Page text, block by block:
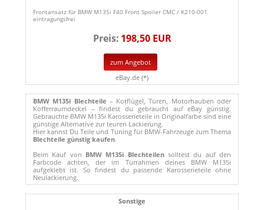
Frontansatz für BMW M135i F40 Front Spoiler CMC / K210-001
eintragungsfrei
Preis: 198,50 EUR
zum Angebot
eBay.de (*)
BMW M135i Blechteile – Kotflügel, Türen, Motorhauben oder
Kofferraumdeckel – findest du gebraucht auf eBay günstig.
Gebrauchte BMW M135i Karosserieteile in Originalfarbe sind eine
günstige Alternative zur teuren Lackierung.
Hier kannst Du Teile und Tuning für BMW-Fahrzeuge zum Thema
Blechteile günstig kaufen.
Beim Kauf von BMW M135i Blechteilensolltest du auf den
Farbcode achten, der im Türrahmen deines BMW M135i
aufgeklebt ist. So findest du passende Karosserieteile ohne
Neulackierung.
Sonstige